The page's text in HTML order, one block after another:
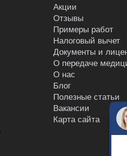
Акции
Отзывы
Примеры работ
Налоговый вычет
Документы и
О передаче
О нас
Блог
Полезные статьи
Вакансии
Карта сайта